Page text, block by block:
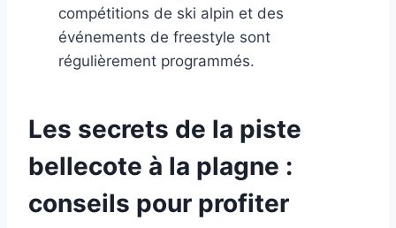
compétitions de ski alpin et des
événements de freestyle sont
régulièrement programmés.
Les secrets de la piste
bellecote à la plagne :
conseils pour profiter